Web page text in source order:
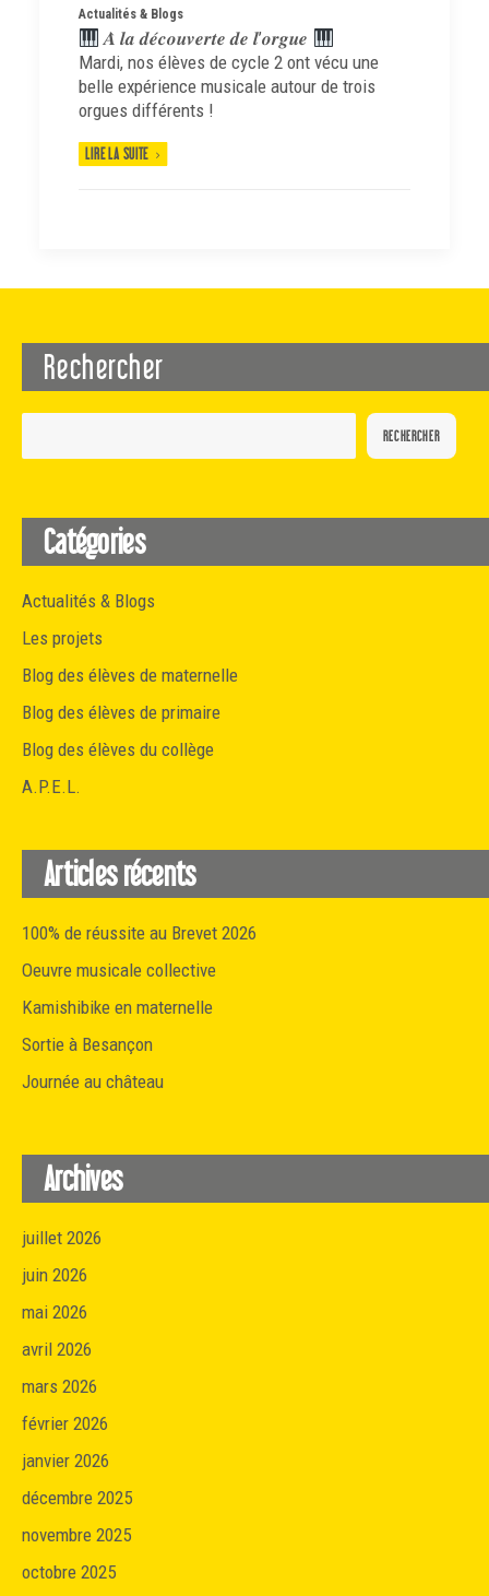
Actualités & Blogs
𝑨̀ 𝒍𝒂 𝒅𝒆́𝒄𝒐𝒖𝒗𝒆𝒓𝒕𝒆 𝒅𝒆 𝒍’𝒐𝒓𝒈𝒖𝒆
Mardi, nos élèves de cycle 2 ont vécu une
belle expérience musicale autour de trois
orgues différents !
LIRE LA SUITE
Rechercher
RECHERCHER
Catégories
Actualités & Blogs
Les projets
Blog des élèves de maternelle
Blog des élèves de primaire
Blog des élèves du collège
A.P.E.L.
Articles récents
100% de réussite au Brevet 2026
Oeuvre musicale collective
Kamishibike en maternelle
Sortie à Besançon
Journée au château
Archives
juillet 2026
juin 2026
mai 2026
avril 2026
mars 2026
février 2026
janvier 2026
décembre 2025
novembre 2025
octobre 2025